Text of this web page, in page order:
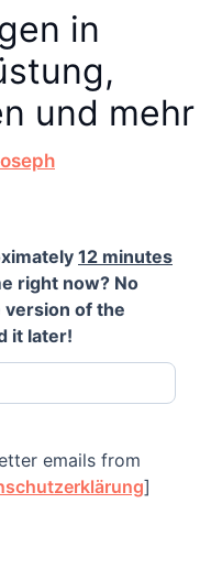
in
und mehr
12 minutes
right now? No
of the
it later!
emails from
]